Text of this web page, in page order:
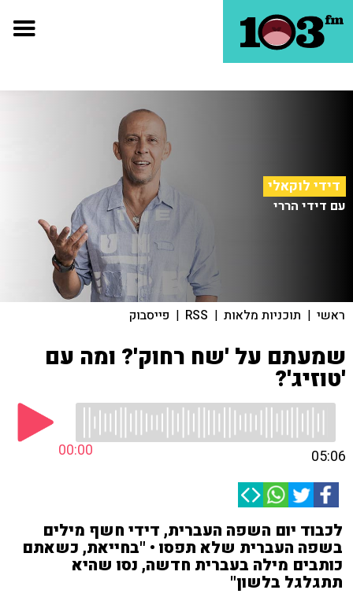
דידי לוקאלי
עם דידי הררי
ראשי | תוכניות מלאות |
RSS
| פייסבוק
שמעתם על 'שח רחוק'? ומה עם
'טוזיג'?
00:00 05:06
לכבוד יום השפה העברית, דידי חשף מילים
בשפה העברית שלא תפסו • "בחייאת, כשאתם
כותבים מילה בעברית חדשה, נסו שהיא
תתגלגל בלשון"